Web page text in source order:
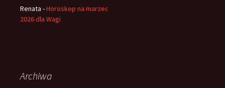
Renata -Horoskop na marzec
2026 dla Wagi
Archiwa